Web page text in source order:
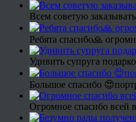
Всем советую
Ребята спасибо🙏
Удивить супруга
Большое спасибо
Огромное спасибо всей